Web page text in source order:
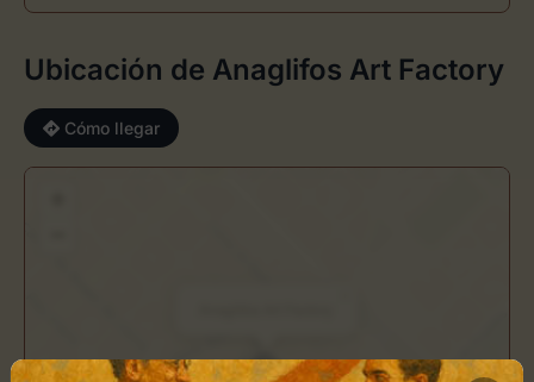
Ubicación de Anaglifos Art Factory
Cómo llegar
Toca el mapa para interactuar